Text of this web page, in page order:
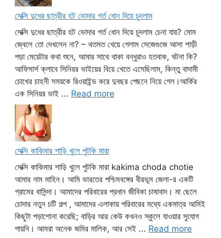
সেক্সি দুধের ছাত্রীর হট ভোদার গর্ত ধোন দিয়ে চুদলাম
সেক্সি দুধের ছাত্রীর হট ভোদার গর্ত ধোন দিয়ে চুদলাম চেনা যায়? মোম
জ্বেলে তো দেখলেন না? – থতমত খেয়ে গেলাম সেজেগুজে আসা শাড়ী
পড়া মেয়েটার কথা শুনে, আমার সাথে থাকা বন্ধুরাও হতবাক, ঘটনা কি?
আফিসার্স ক্লাবে সিনিয়র ভাইয়ের বিয়ে খেতে এসেছিলাম, কিন্তু বাদামী
চোখের চাহনী সময়কে রিওয়াইন্ড করে দুবছর পেছনে নিয়ে গেল।আর্কির
এক সিনিয়র ভাই ... Read more
সেক্সি কাকিমার শাড়ি খুলে পুটকি মারা
সেক্সি কাকিমার শাড়ি খুলে পুটকি মারা kakima choda chotie
আমার নাম মাহিন। আমি ভারতের পশ্চিমবঙ্গের বীরভূম জেলা-র একটি
গ্রামের বাসিন্দা। আমাদের পরিবারের প্রধান জীবিকা চাষাবাদ। মা ছেলে
চোদার নতুন চটি গল্প , আমাদের এলাকায় পরিবারের মধ্যে একমাত্র আমিই
কিছুটা পড়াশোনা করেছি; বাড়ির আর কেউ কখনও স্কুলে যাওয়ার সুযোগ
পায়নি। আমরা অনেক জমির মালিক, আর সেই ... Read more